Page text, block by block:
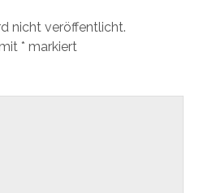
nicht veröffentlicht.
* markiert